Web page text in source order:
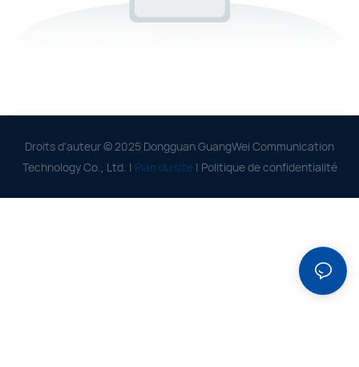
Droits d'auteur © 2025 Dongguan GuangWei Communication
Technology Co., Ltd. | Plan du site | Politique de confidentialité